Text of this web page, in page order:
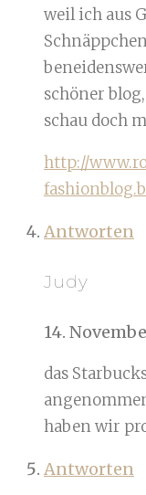
weil ich aus
schöner
schau doch
http://
Antworten
Judy
14.
das
haben wir
Antworten